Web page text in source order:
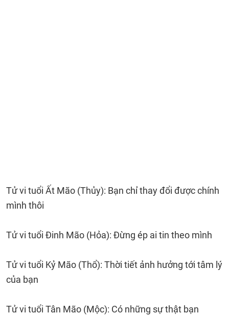
Tử vi tuổi Ất Mão (Thủy): Bạn chỉ thay đổi được chính
mình thôi
Tử vi tuổi Đinh Mão (Hỏa): Đừng ép ai tin theo mình
Tử vi tuổi Kỷ Mão (Thổ): Thời tiết ảnh hưởng tới tâm lý
của bạn
Tử vi tuổi Tân Mão (Mộc): Có những sự thật bạn